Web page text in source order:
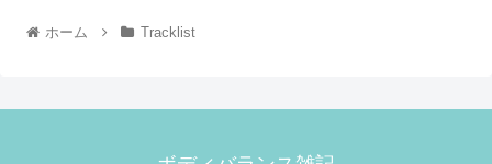
ホーム Tracklist